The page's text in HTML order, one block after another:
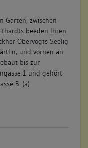
Garten, zwischen
beeden Ihren
Obervogts Seelig
und vornen an
bis zur
1 und gehört
3. (a)